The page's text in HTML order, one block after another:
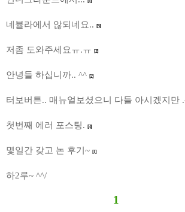
네뷸라에서 않되네요.. [5]
저좀 도와주세요ㅠ.ㅠ [2]
안녕들 하십니까.. ^^ [2]
터보버튼.. 매뉴얼보셨으니 다들 아시겠지만
첫번째 에러 포스팅. [3]
몇일간 갖고 논 후기~ [1]
하2루~ ^^/
1